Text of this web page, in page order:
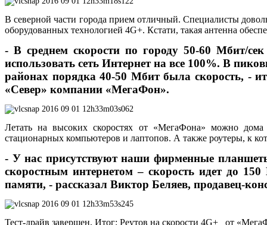
В северной части города прием отличный. Специалисты
оборудованных технологией 4G+. Кстати, такая антенна
- В среднем скорости по городу 50-60 Мбит/
использовать сеть Интернет на все 100%. В
районах порядка 40-50 Мбит была скорость, -
«Север» компании «МегаФон».
Летать на высоких скоростях от «МегаФона» можно
стационарных компьютеров и лаптопов. А также роутеры, к
- У нас присутствуют наши фирменные
скоростным интернетом – скорость идет до
памяти, - рассказал Виктор Беляев, продавец-
Тест-драйв завершен. Итог: Реутов на скорости 4G+ от